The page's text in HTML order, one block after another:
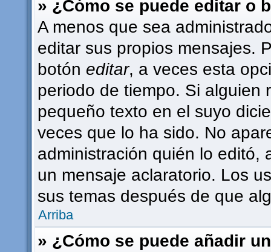
» ¿Cómo se puede editar o
A menos que sea
editar sus propios mensajes.
botón editar, a veces esta
periodo de tiempo. Si alguien
pequeño texto en el suyo
veces que lo ha sido. No
administración quién lo editó,
un mensaje aclaratorio. Los
sus temas después de que
Arriba
» ¿Cómo se puede añadir